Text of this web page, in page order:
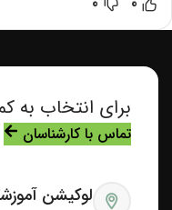
برای انتخاب به
تماس با کارشناسان
لوکیشن